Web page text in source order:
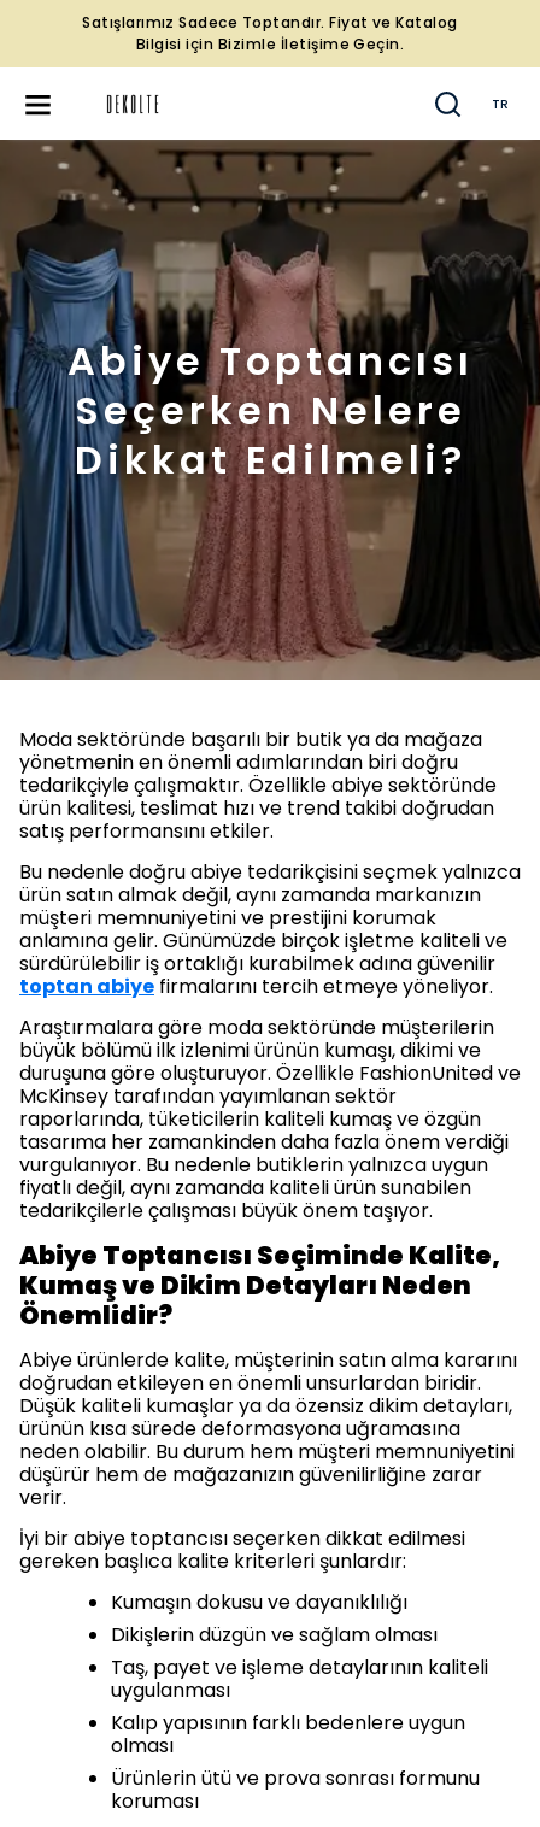
Satışlarımız Sadece Toptandır. Fiyat ve Katalog
Bilgisi için Bizimle İletişime Geçin.
TR
Abiye Toptancısı
Seçerken Nelere
Dikkat Edilmeli?
Moda sektöründe başarılı bir butik ya da mağaza
yönetmenin en önemli adımlarından biri doğru
tedarikçiyle çalışmaktır. Özellikle abiye sektöründe
ürün kalitesi, teslimat hızı ve trend takibi doğrudan
satış performansını etkiler.
Bu nedenle doğru abiye tedarikçisini seçmek yalnızca
ürün satın almak değil, aynı zamanda markanızın
müşteri memnuniyetini ve prestijini korumak
anlamına gelir. Günümüzde birçok işletme kaliteli ve
sürdürülebilir iş ortaklığı kurabilmek adına güvenilir
toptan abiye firmalarını tercih etmeye yöneliyor.
Araştırmalara göre moda sektöründe müşterilerin
büyük bölümü ilk izlenimi ürünün kumaşı, dikimi ve
duruşuna göre oluşturuyor. Özellikle FashionUnited ve
McKinsey tarafından yayımlanan sektör
raporlarında, tüketicilerin kaliteli kumaş ve özgün
tasarıma her zamankinden daha fazla önem verdiği
vurgulanıyor. Bu nedenle butiklerin yalnızca uygun
fiyatlı değil, aynı zamanda kaliteli ürün sunabilen
tedarikçilerle çalışması büyük önem taşıyor.
Abiye Toptancısı Seçiminde Kalite,
Kumaş ve Dikim Detayları Neden
Önemlidir?
Abiye ürünlerde kalite, müşterinin satın alma kararını
doğrudan etkileyen en önemli unsurlardan biridir.
Düşük kaliteli kumaşlar ya da özensiz dikim detayları,
ürünün kısa sürede deformasyona uğramasına
neden olabilir. Bu durum hem müşteri memnuniyetini
düşürür hem de mağazanızın güvenilirliğine zarar
verir.
İyi bir abiye toptancısı seçerken dikkat edilmesi
gereken başlıca kalite kriterleri şunlardır:
Kumaşın dokusu ve dayanıklılığı
Dikişlerin düzgün ve sağlam olması
Taş, payet ve işleme detaylarının kaliteli
uygulanması
Kalıp yapısının farklı bedenlere uygun
olması
Ürünlerin ütü ve prova sonrası formunu
koruması